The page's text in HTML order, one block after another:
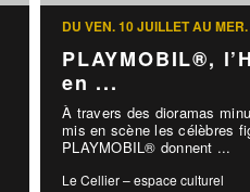
DU VEN. 10 JUILLET AU
PLAYMOBIL®,
en ...
À travers des dioramas
mis en scène les célèbres
PLAYMOBIL® donnent ...
Le Cellier – espace culturel